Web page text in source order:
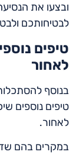
ובצעו את
לבטיחותכם
טיפים
לאחור
בנוסף
טיפים נוספים
לאחור.
במקרים בהם